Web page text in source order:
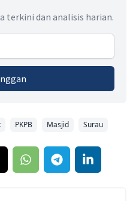
terkini dan analisis harian.
PKPB Masjid Surau